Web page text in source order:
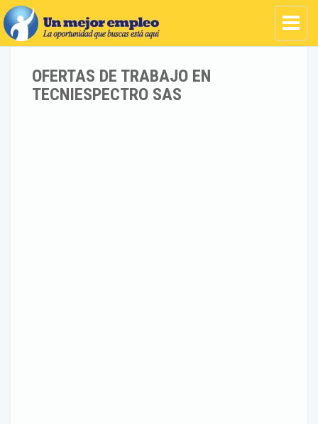
OFERTAS DE TRABAJO EN
TECNIESPECTRO SAS